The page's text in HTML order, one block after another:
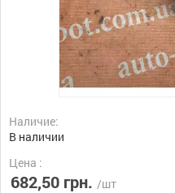
Наличие:
В наличии
Цена :
682,50 грн. /шт